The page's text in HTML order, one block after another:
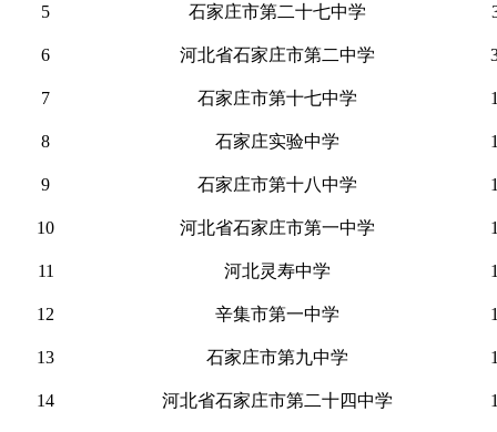
5 石家庄市第二十七中学
6 河北省石家庄市第二中学
7 石家庄市第十七中学
8 石家庄实验中学
9 石家庄市第十八中学
10 河北省石家庄市第一中学
11 河北灵寿中学
12 辛集市第一中学
13 石家庄市第九中学
14 河北省石家庄市第二十四中学